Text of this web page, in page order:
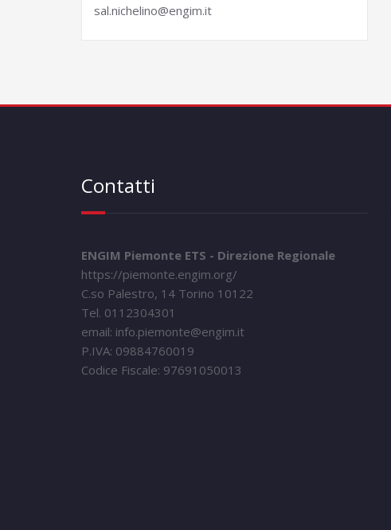
sal.nichelino@engim.it
Contatti
ENGIM Piemonte ETS - Direzione Regionale
https://piemonte.engim.org/
C.so Palestro, 14 Torino 10122
Tel. 0112304301
email: info.piemonte@engim.it
P.IVA: 09884760019
Codice Fiscale: 97691050013